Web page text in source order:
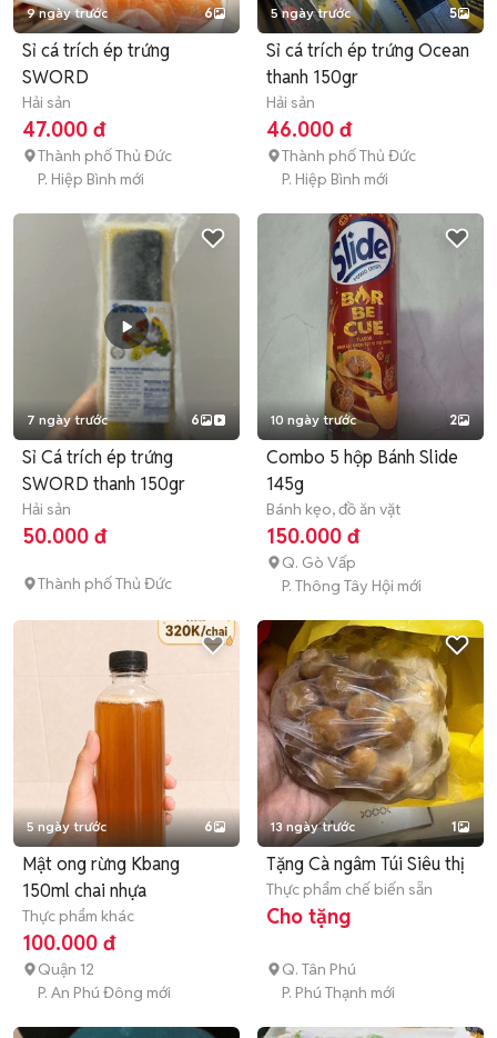
9 ngày trước 6
Sỉ cá trích ép trứng
SWORD
Hải sản
47.000 đ
Thành phố Thủ Đức
P. Hiệp Bình mới
5 ngày trước 5
Sỉ cá trích ép trứng Ocean
thanh 150gr
Hải sản
46.000 đ
Thành phố Thủ Đức
P. Hiệp Bình mới
7 ngày trước 6
Sỉ Cá trích ép trứng
SWORD thanh 150gr
Hải sản
50.000 đ
Thành phố Thủ Đức
10 ngày trước 2
Combo 5 hộp Bánh Slide
145g
Bánh kẹo, đồ ăn vặt
150.000 đ
Q. Gò Vấp
P. Thông Tây Hội mới
5 ngày trước 6
Mật ong rừng Kbang
150ml chai nhựa
Thực phẩm khác
100.000 đ
Quận 12
P. An Phú Đông mới
13 ngày trước 1
Tặng Cà ngâm Túi Siêu thị
Thực phẩm chế biến sẵn
Cho tặng
Q. Tân Phú
P. Phú Thạnh mới